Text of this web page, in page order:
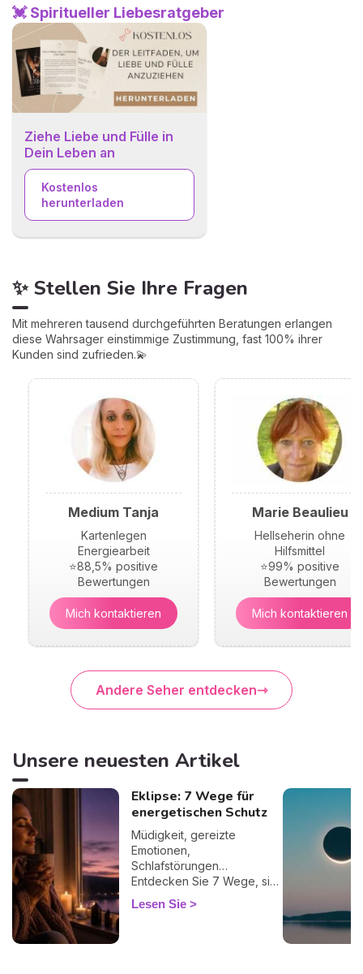
💓 Spiritueller Liebesratgeber
Ziehe Liebe und Fülle in
Dein Leben an
Kostenlos
herunterladen
✨ Stellen Sie Ihre Fragen
Mit mehreren tausend durchgeführten Beratungen erlangen
diese Wahrsager einstimmige Zustimmung, fast 100% ihrer
Kunden sind zufrieden.💫
Medium Tanja
Kartenlegen
Energiearbeit
⭐88,5% positive
Bewertungen
Mich kontaktieren
Marie Beaulieu
Hellseherin ohne
Hilfsmittel
⭐99% positive
Bewertungen
Mich kontaktieren
Andere Seher entdecken
Unsere neuesten Artikel
Eklipse: 7 Wege für
energetischen Schutz
Müdigkeit, gereizte
Emotionen,
Schlafstörungen…
Entdecken Sie 7 Wege, sich
bei einer Finsternis
energetisch zu schützen
Lesen Sie